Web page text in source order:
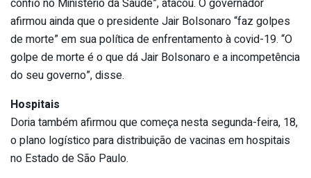
afirmou ainda que o presidente Jair Bolsonaro “faz golpes
de morte” em sua política de enfrentamento à covid-19. “O
golpe de morte é o que dá Jair Bolsonaro e a incompetência
do seu governo”, disse.
Hospitais
Doria também afirmou que começa nesta segunda-feira, 18,
o plano logístico para distribuição de vacinas em hospitais
no Estado de São Paulo.